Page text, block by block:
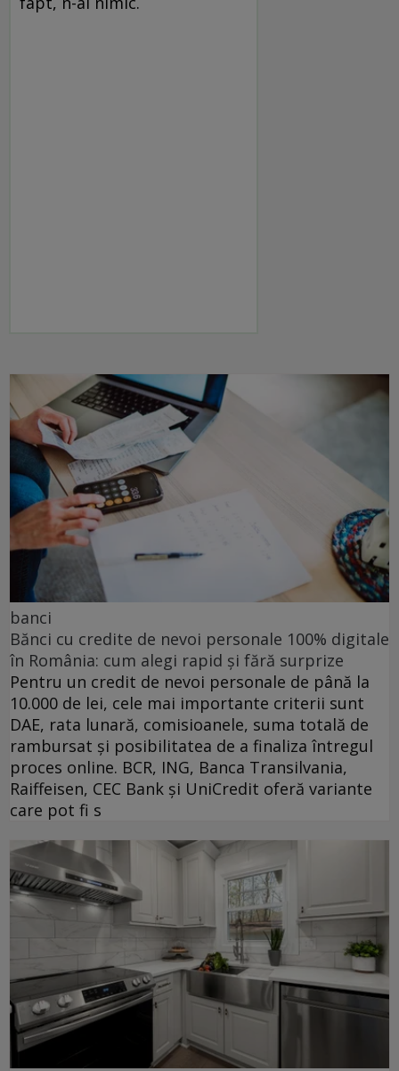
banci
Bănci cu credite de nevoi personale 100% digitale
în România: cum alegi rapid și fără surprize
Pentru un credit de nevoi personale de până la
10.000 de lei, cele mai importante criterii sunt
DAE, rata lunară, comisioanele, suma totală de
rambursat și posibilitatea de a finaliza întregul
proces online. BCR, ING, Banca Transilvania,
Raiffeisen, CEC Bank și UniCredit oferă variante
care pot fi s